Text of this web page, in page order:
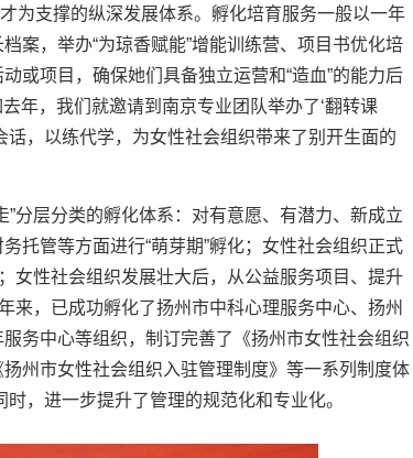
为支撑的纵深发展体系。孵化培育服务一般以一年
案，举办“为琼香赋能”增能训练营、项目书优化培
或项目，确保她们具备独立运营和“造血”的能力后
年，我们就邀请到南京专业团队举办了‘翻转课
，以练代学，为女性社会组织带来了别开生面的
分层分类的孵化体系：对有意愿、有潜力、新成立
托管等方面进行“萌芽期”孵化；女性社会组织正式
女性社会组织发展壮大后，从公益服务项目、提升
来，已成功孵化了扬州市中科心理服务中心、扬州
务中心等组织，制订完善了《扬州市女性社会组织
州市女性社会组织入驻管理制度》等一系列制度体
时，进一步提升了管理的规范化和专业化。